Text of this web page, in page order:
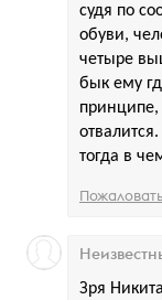
судя по
обуви,
четыре
бык ему
принципе,
отвалится.
тогда в
Зря